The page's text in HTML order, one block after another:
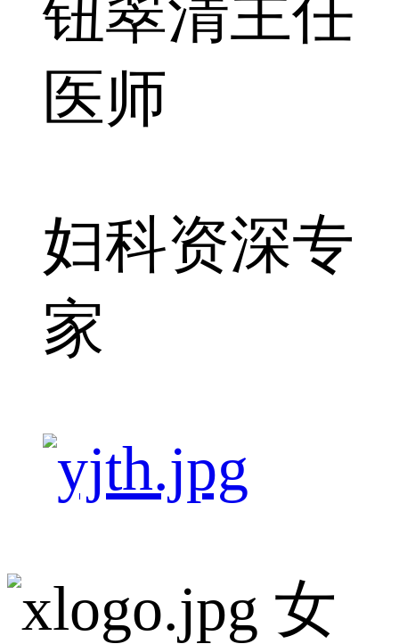
钮翠清主任
医师
妇科资深专
家
女